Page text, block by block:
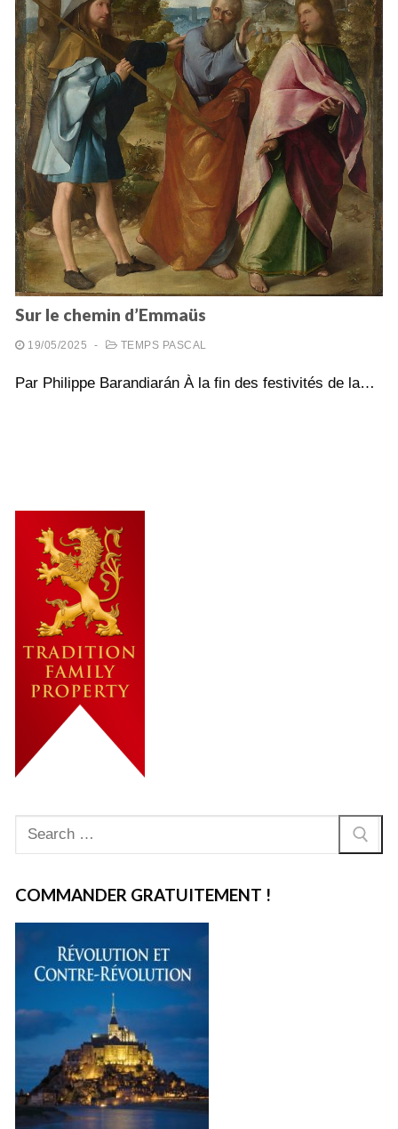
Sur le chemin d’Emmaüs
19/05/2025 - TEMPS PASCAL
Par Philippe Barandiarán À la fin des festivités de la…
Rechercher
:
COMMANDER GRATUITEMENT !